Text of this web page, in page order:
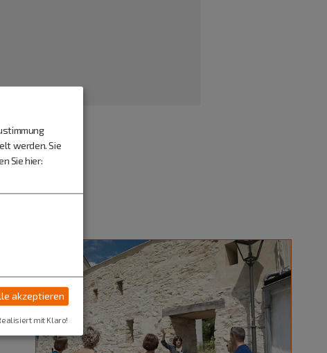
werden. Sie
Sie hier:
akzeptieren
mit Klaro!